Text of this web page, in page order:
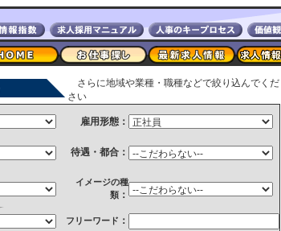
さらに地域や業種・職種などで絞り込んでくだ
さい
雇用形態：
待遇・都合：
イメージの種
類 ：
フリーワード ：